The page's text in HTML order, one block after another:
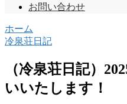
お問い合わせ
ホーム
冷泉荘日記
（冷泉荘日記）
いいたします！